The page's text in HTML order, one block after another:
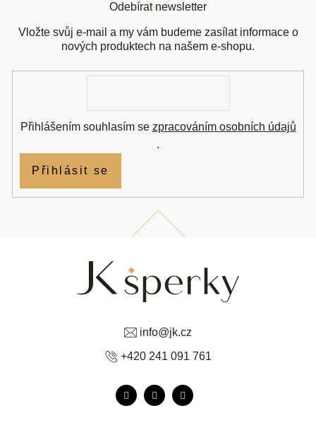
info@jk.cz
+420 241 091 761
Odebírat newsletter
Vložte svůj e-mail a my vám budeme zasílat informace o
nových produktech na našem e-shopu.
Přihlášením souhlasím se zpracováním osobních údajů
.
Přihlásit se